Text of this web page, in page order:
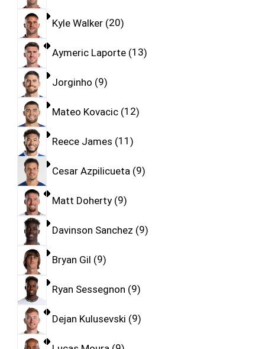
Kyle Walker 20
Aymeric Laporte 13
Jorginho 9
Mateo Kovacic 12
Reece James 11
Cesar Azpilicueta 9
Matt Doherty 9
Davinson Sanchez 9
Bryan Gil 9
Ryan Sessegnon 9
Dejan Kulusevski 9